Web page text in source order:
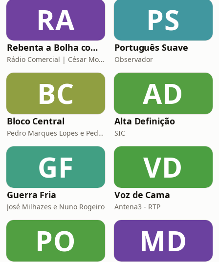
RA
Rebenta a Bolha com César Mourão
Rádio Comercial | César Mourão
PS
Português Suave
Observador
BC
Bloco Central
Pedro Marques Lopes e Pedro Siza Vieira
AD
Alta Definição
SIC
GF
Guerra Fria
José Milhazes e Nuno Rogeiro
VD
Voz de Cama
Antena3 - RTP
PO MD